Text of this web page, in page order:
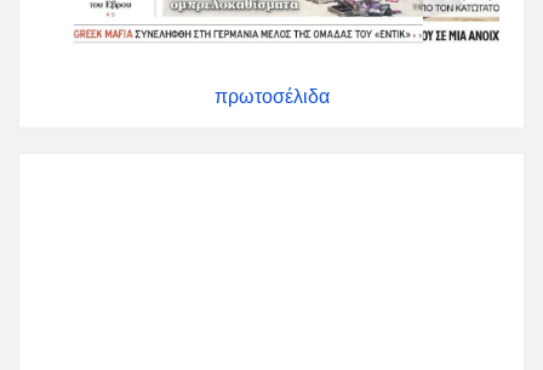
πρωτοσέλιδα